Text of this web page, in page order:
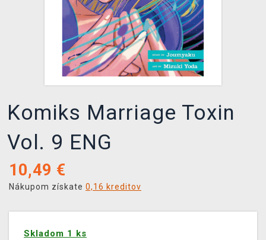
Komiks Marriage Toxin
Vol. 9 ENG
10,49 €
Nákupom získate 0,16 kreditov
Skladom 1 ks